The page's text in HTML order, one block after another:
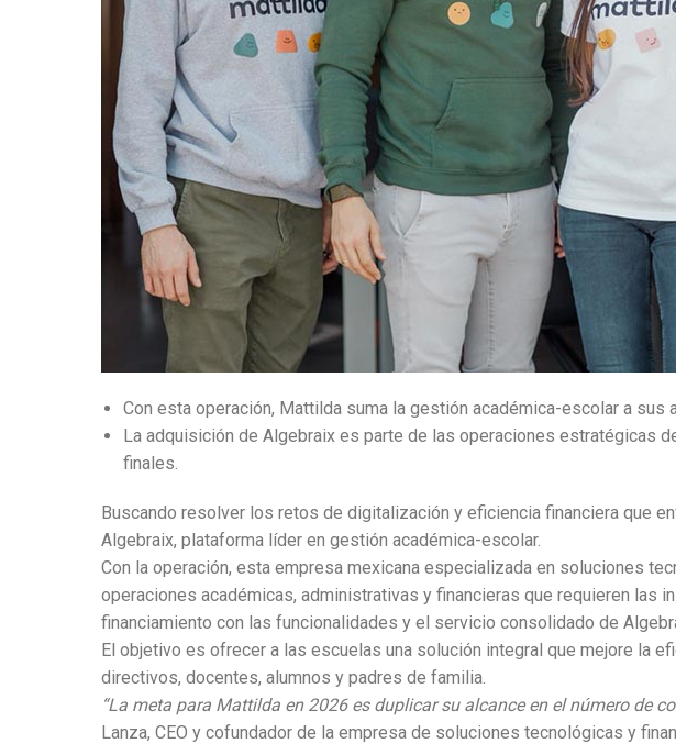
Con esta operación, Mattilda suma la gestión académica-escolar a
La adquisición de Algebraix es parte de las operaciones estratégicas
finales.
Buscando resolver los retos de digitalización y eficiencia financiera que
Algebraix, plataforma líder en gestión académica-escolar.
Con la operación, esta empresa mexicana especializada en soluciones
operaciones académicas, administrativas y financieras que requieren las
financiamiento con las funcionalidades y el servicio consolidado de
El objetivo es ofrecer a las escuelas una solución integral que mejore la
directivos, docentes, alumnos y padres de familia.
“La meta para Mattilda en 2026 es duplicar su alcance en el número de
Lanza, CEO y cofundador de la empresa de soluciones tecnológicas y